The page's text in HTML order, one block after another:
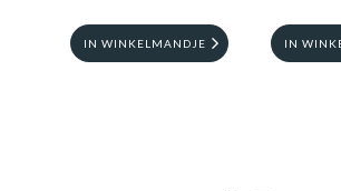
IN WINKELMANDJE IN